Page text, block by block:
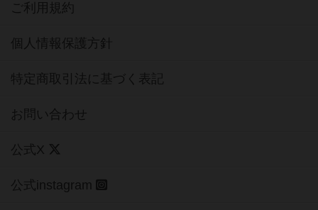
ご利用規約
個人情報保護方針
特定商取引法に基づく表記
お問い合わせ
公式X
公式instagram